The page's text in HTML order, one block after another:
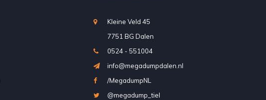
Kleine Veld 45
7751 BG Dalen
0524 - 551004
info@megadumpdalen.nl
/MegadumpNL
@megadump_tiel